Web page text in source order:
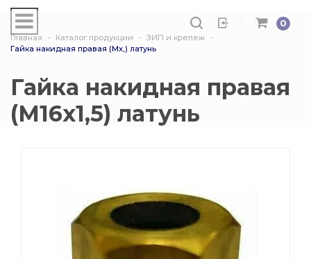
Ацетилен
Углекислота
Venta
007 Зажимы
014 Редуктора
018 Электроды
012 Маски и очки
0
Главная Каталог продукции
ЗИП и крепеж
Гайка накидная правая (Мх,) латунь
Гайка накидная правая
(М16х1,5) латунь